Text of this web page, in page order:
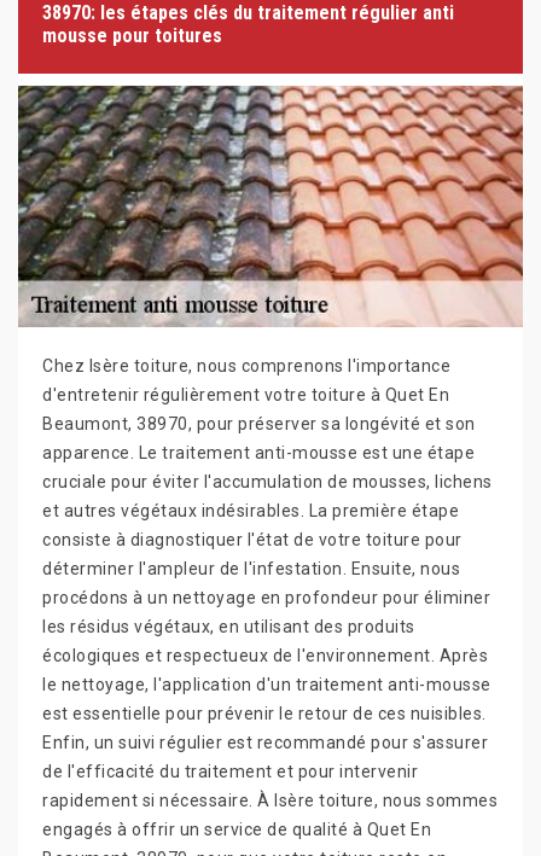
38970: les étapes clés du traitement régulier anti
mousse pour toitures
Chez Isère toiture, nous comprenons l'importance
d'entretenir régulièrement votre toiture à Quet En
Beaumont, 38970, pour préserver sa longévité et son
apparence. Le traitement anti-mousse est une étape
cruciale pour éviter l'accumulation de mousses, lichens
et autres végétaux indésirables. La première étape
consiste à diagnostiquer l'état de votre toiture pour
déterminer l'ampleur de l'infestation. Ensuite, nous
procédons à un nettoyage en profondeur pour éliminer
les résidus végétaux, en utilisant des produits
écologiques et respectueux de l'environnement. Après
le nettoyage, l'application d'un traitement anti-mousse
est essentielle pour prévenir le retour de ces nuisibles.
Enfin, un suivi régulier est recommandé pour s'assurer
de l'efficacité du traitement et pour intervenir
rapidement si nécessaire. À Isère toiture, nous sommes
engagés à offrir un service de qualité à Quet En